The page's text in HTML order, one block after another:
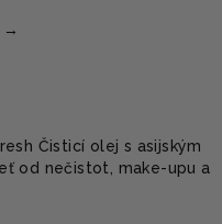
Čisticí olej s asijským
od nečistot, make-upu a